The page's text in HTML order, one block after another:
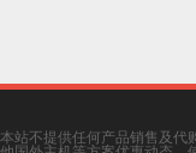
本站不提供任何产品销售及代